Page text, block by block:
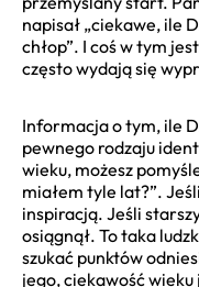
napisał „ciekawe, ile
chłop”. I coś w tym
często wydają się
Informacja o tym, ile
pewnego rodzaju
wieku, możesz
miałem tyle lat?”.
inspiracją. Jeśli
osiągnął. To taka
szukać punktów
jego, ciekawość